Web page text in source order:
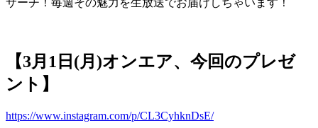
【3月1日(月)オンエア、今回のプレゼ
ント】
https://www.instagram.com/p/CL3CyhknDsE/